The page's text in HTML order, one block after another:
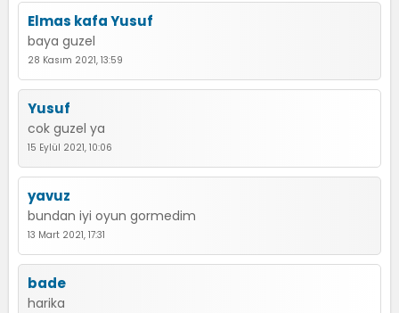
Elmas kafa Yusuf
baya guzel
28 Kasım 2021, 13:59
Yusuf
cok guzel ya
15 Eylül 2021, 10:06
yavuz
bundan iyi oyun gormedim
13 Mart 2021, 17:31
bade
harika